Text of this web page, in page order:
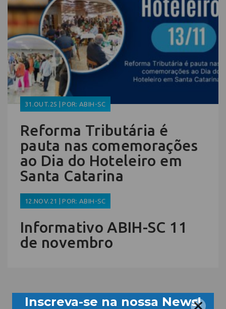
31.OUT.25 | POR: ABIH-SC
Reforma Tributária é
pauta nas comemorações
ao Dia do Hoteleiro em
Santa Catarina
12.NOV.21 | POR: ABIH-SC
Informativo ABIH-SC 11
de novembro